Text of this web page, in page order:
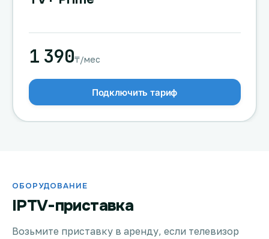
1 390₸/мес
Подключить тариф
ОБОРУДОВАНИЕ
IPTV-приставка
Возьмите приставку в аренду, если телевизор